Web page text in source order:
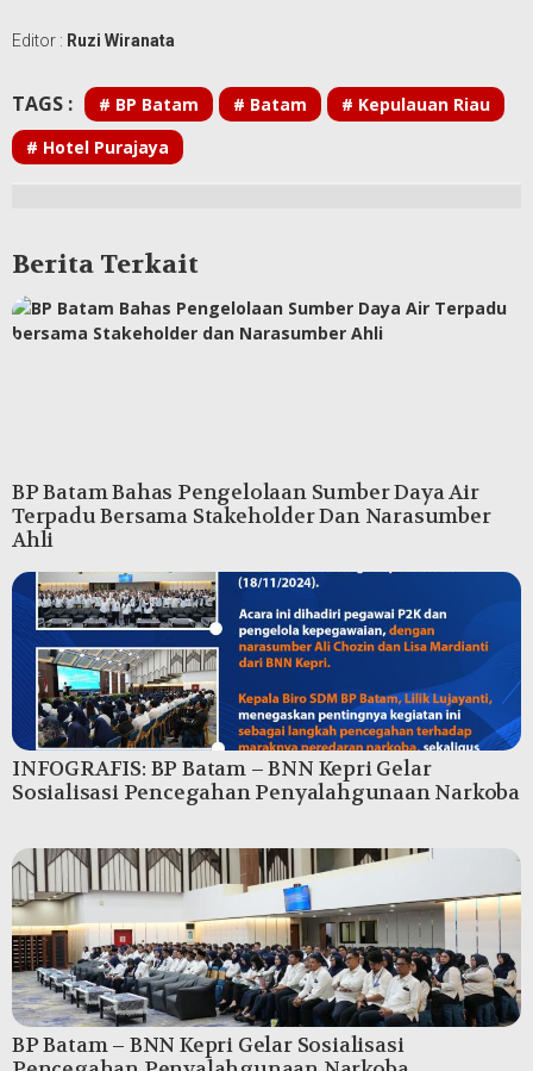
Editor : Ruzi Wiranata
TAGS : # BP Batam # Batam
# Kepulauan Riau
# Hotel Purajaya
Berita Terkait
BP Batam Bahas Pengelolaan Sumber Daya Air
Terpadu Bersama Stakeholder Dan Narasumber
Ahli
INFOGRAFIS: BP Batam – BNN Kepri Gelar
Sosialisasi Pencegahan Penyalahgunaan Narkoba
BP Batam – BNN Kepri Gelar Sosialisasi